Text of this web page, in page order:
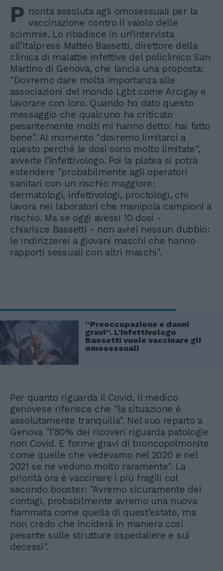
P riorità assoluta agli omosessuali per la
vaccinazione contro il vaiolo delle
scimmie. Lo ribadisce in un’intervista
all’Italpress Matteo Bassetti, direttore della
clinica di malattie infettive del policlinico San
Martino di Genova, che lancia una proposta:
"Dovremo dare molta importanza alle
associazioni del mondo Lgbt come Arcigay e
lavorare con loro. Quando ho dato questo
messaggio che qualcuno ha criticato
pesantemente molti mi hanno detto: hai fatto
bene". Al momento "dovremo limitarci a
questo perché le dosi sono molto limitate",
avverte l’infettivologo. Poi la platea si potrà
estendere "probabilmente agli operatori
sanitari con un rischio maggiore:
dermatologi, infettivologi, proctologi, chi
lavora nei laboratori che manipola campioni a
rischio. Ma se oggi avessi 10 dosi -
chiarisce Bassetti - non avrei nessun dubbio:
le indirizzerei a giovani maschi che hanno
rapporti sessuali con altri maschi".
“Preoccupazione e danni
gravi”. L'infettivologo
Bassetti vuole vaccinare gli
omosessuali
Per quanto riguarda il Covid, il medico
genovese riferisce che "la situazione è
assolutamente tranquilla". Nel suo reparto a
Genova "l’80% dei ricoveri riguarda patologie
non Covid. E forme gravi di broncopolmonite
come quelle che vedevamo nel 2020 e nel
2021 se ne vedono molto raramente". La
priorità ora è vaccinare i più fragili col
secondo booster: "Avremo sicuramente dei
contagi, probabilmente avremo una nuova
fiammata come quella di quest’estate, ma
non credo che inciderà in maniera così
pesante sulle strutture ospedaliere e sui
decessi".